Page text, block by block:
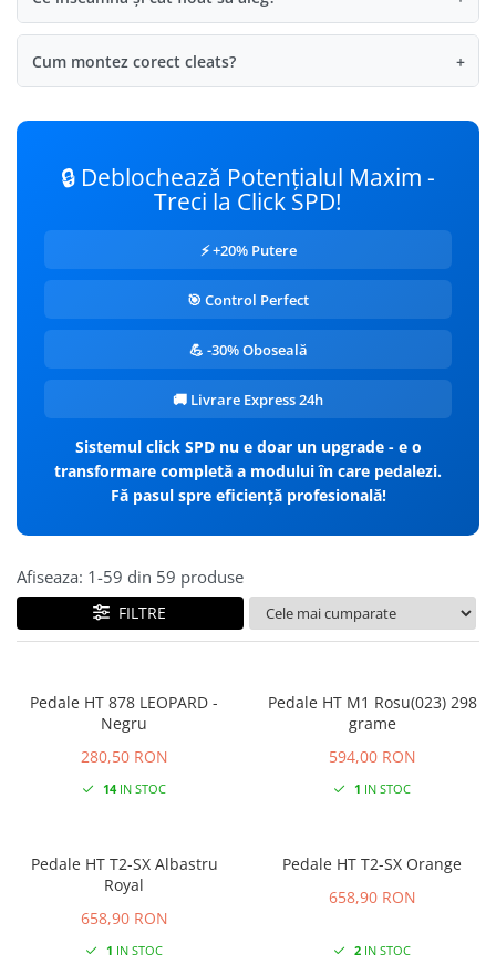
Cum montez corect cleats? +
🔒 Deblochează Potențialul Maxim -
Treci la Click SPD!
⚡ +20% Putere
🎯 Control Perfect
💪 -30% Oboseală
🚚 Livrare Express 24h
Sistemul click SPD nu e doar un upgrade - e o
transformare completă a modului în care pedalezi.
Fă pasul spre eficiență profesională!
Afiseaza: 1-59 din 59 produse
FILTRE
Pedale HT 878 LEOPARD -
Negru
280,50 RON
14IN STOC
Pedale HT M1 Rosu(023) 298
grame
594,00 RON
1 IN STOC
Pedale HT T2-SX Albastru
Royal
658,90 RON
1 IN STOC
Pedale HT T2-SX Orange
658,90 RON
2IN STOC